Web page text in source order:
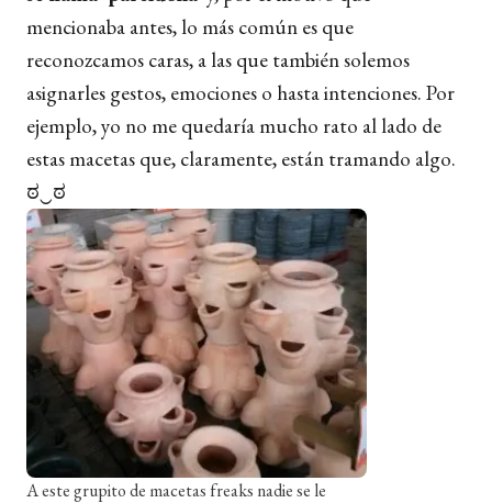
mencionaba antes, lo más común es que
reconozcamos caras, a las que también solemos
asignarles gestos, emociones o hasta intenciones. Por
ejemplo, yo no me quedaría mucho rato al lado de
estas macetas que, claramente, están tramando algo.
ಠ‿ಠ
A este grupito de macetas freaks nadie se le